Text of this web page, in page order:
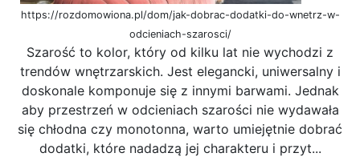
https://rozdomowiona.pl/dom/jak-dobrac-dodatki-do-wnetrz-w-
odcieniach-szarosci/
Szarość to kolor, który od kilku lat nie wychodzi z
trendów wnętrzarskich. Jest elegancki, uniwersalny i
doskonale komponuje się z innymi barwami. Jednak
aby przestrzeń w odcieniach szarości nie wydawała
się chłodna czy monotonna, warto umiejętnie dobrać
dodatki, które nadadzą jej charakteru i przyt...